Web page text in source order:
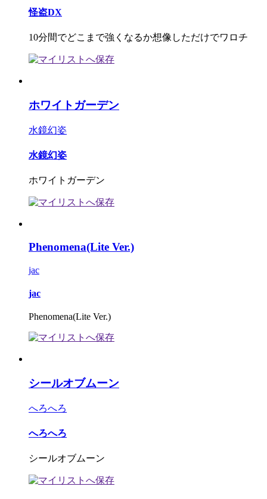
怪盗DX
10分間でどこまで強くなるか想像しただけでワロチ
ホワイトガーデン
水鏡幻姿
水鏡幻姿
ホワイトガーデン
Phenomena(Lite Ver.)
jac
jac
Phenomena(Lite Ver.)
シールオブムーン
へろへろ
へろへろ
シールオブムーン